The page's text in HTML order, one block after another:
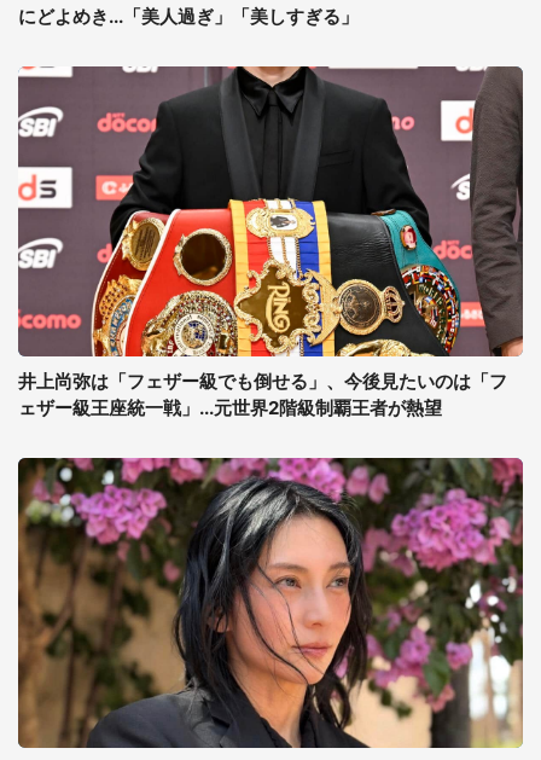
にどよめき...「美人過ぎ」「美しすぎる」
井上尚弥は「フェザー級でも倒せる」、今後見たいのは「フ
ェザー級王座統一戦」...元世界2階級制覇王者が熱望